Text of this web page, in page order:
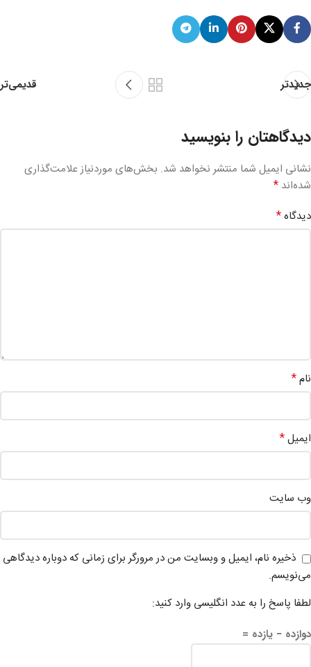
جدیدتر قدیمی‌تر
دیدگاهتان را بنویسید
نشانی ایمیل شما منتشر نخواهد شد. بخش‌های موردنیاز علامت‌گذاری
شده‌اند *
دیدگاه*
نام*
ایمیل*
وب‌ سایت
ذخیره نام، ایمیل و وبسایت من در مرورگر برای زمانی که دوباره دیدگاهی
می‌نویسم.
لطفا پاسخ را به عدد انگلیسی وارد کنید:
دوازده − یازده =